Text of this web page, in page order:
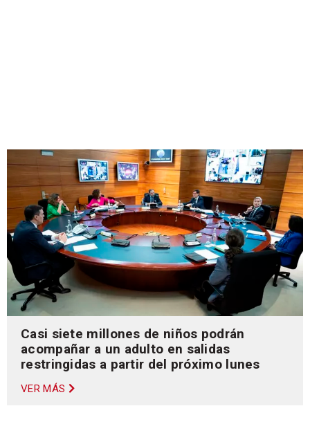
Casi siete millones de niños podrán
acompañar a un adulto en salidas
restringidas a partir del próximo lunes
VER MÁS